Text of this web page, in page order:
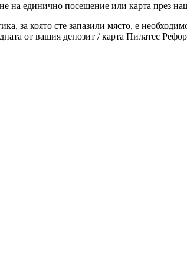
на единично посещение или карта през
за която сте запазили място, е
от вашия депозит / карта Пилатес